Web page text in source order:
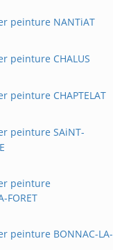
peinture NANTiAT
peinture CHALUS
peinture CHAPTELAT
peinture SAiNT-
peinture
FORET
peinture BONNAC-LA-